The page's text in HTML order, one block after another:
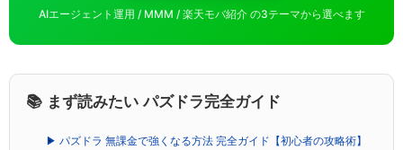
AIエージェント運用 / MMM / 楽天モバ紹介 の3テーマから選べます
📚 まず読みたい パズドラ完全ガイド
▶ パズドラ 無課金で強くなる方法 完全ガイド【初心者の攻略術】